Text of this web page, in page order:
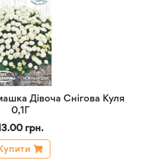
Дівоча Снігова Куля
0,1Г
грн.